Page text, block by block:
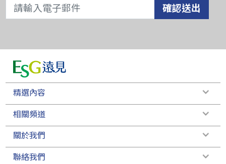
確認送出
精選內容
相關頻道
關於我們
聯絡我們